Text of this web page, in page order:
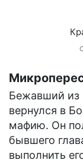
Бежавший из
вернулся в
мафию. Он
бывшего
выполнить